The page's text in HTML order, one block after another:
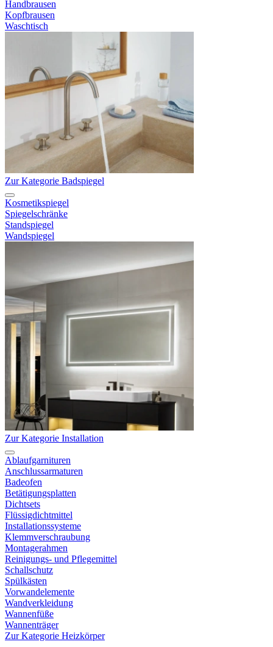
Handbrausen
Kopfbrausen
Waschtisch
Zur Kategorie Badspiegel
Kosmetikspiegel
Spiegelschränke
Standspiegel
Wandspiegel
Zur Kategorie Installation
Ablaufgarnituren
Anschlussarmaturen
Badeofen
Betätigungsplatten
Dichtsets
Flüssigdichtmittel
Installationssysteme
Klemmverschraubung
Montagerahmen
Reinigungs- und Pflegemittel
Schallschutz
Spülkästen
Vorwandelemente
Wandverkleidung
Wannenfüße
Wannenträger
Zur Kategorie Heizkörper